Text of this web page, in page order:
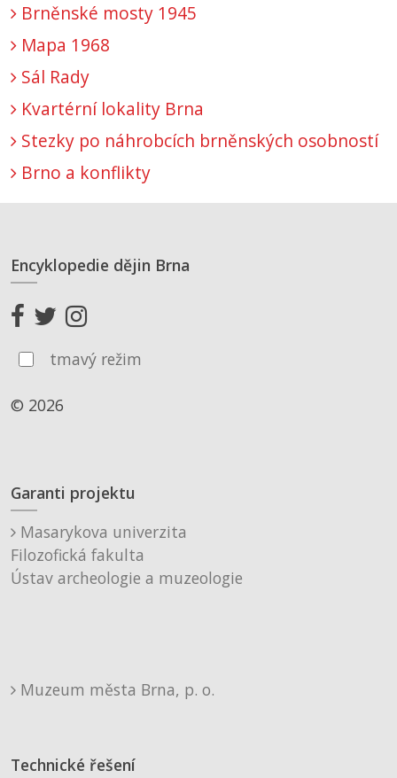
Brněnské mosty 1945
Mapa 1968
Sál Rady
Kvartérní lokality Brna
Stezky po náhrobcích brněnských osobností
Brno a konflikty
Encyklopedie dějin Brna
tmavý režim
© 2026
Garanti projektu
Masarykova univerzita
Filozofická fakulta
Ústav archeologie a muzeologie
Muzeum města Brna, p. o.
Technické řešení